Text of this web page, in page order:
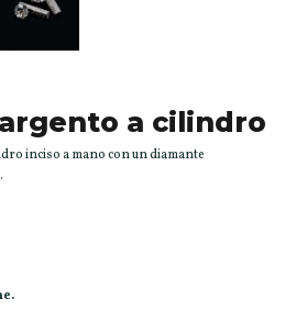
a cilindro
inciso a mano con un diamante